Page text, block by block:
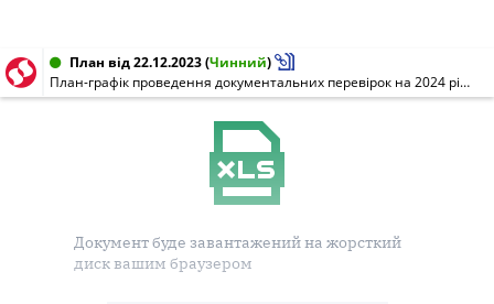
План від 22.12.2023(Чинний)
План-графік проведення документальних перевірок на 2024 рік (з урахуванням коригування) (листопад 2024)
Документ буде завантажений на жорсткий
диск вашим браузером